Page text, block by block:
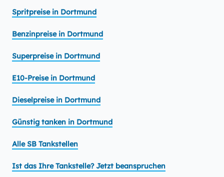
Spritpreise in Dortmund
Benzinpreise in Dortmund
Superpreise in Dortmund
E10-Preise in Dortmund
Dieselpreise in Dortmund
Günstig tanken in Dortmund
Alle SB Tankstellen
Ist das Ihre Tankstelle? Jetzt beanspruchen